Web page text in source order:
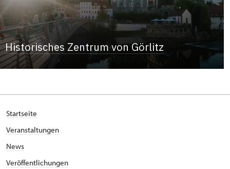
Historisches Zentrum von Görlitz
Startseite
Veranstaltungen
News
Veröffentlichungen